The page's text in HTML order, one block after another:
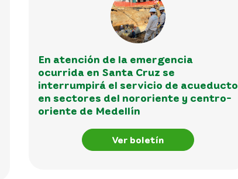
En atención de la emergencia
ocurrida en Santa Cruz se
interrumpirá el servicio de acueducto
en sectores del nororiente y centro-
oriente de Medellín
Ver boletín